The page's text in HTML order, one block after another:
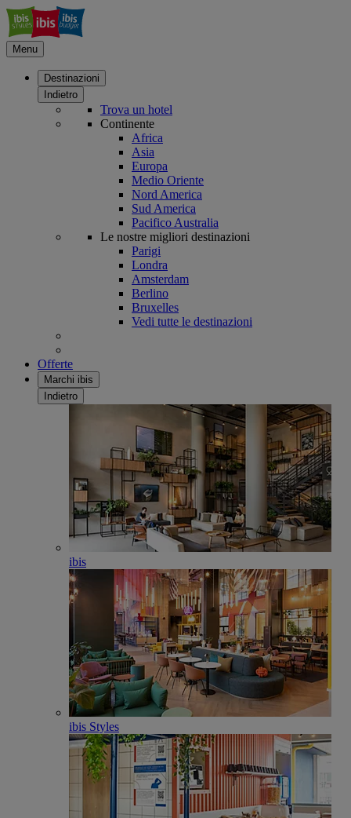
Menu
Destinazioni
Indietro
Trova un hotel
Continente
Africa
Asia
Europa
Medio Oriente
Nord America
Sud America
Pacifico Australia
Le nostre migliori destinazioni
Parigi
Londra
Amsterdam
Berlino
Bruxelles
Vedi tutte le destinazioni
Offerte
Marchi ibis
Indietro
ibis
ibis Styles